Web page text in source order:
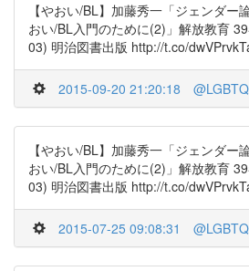
【やおい/BL】加藤秀一「ジェンダー
おい/BL入門のために(2)」解放教育
03) 明治図書出版 http://t.co/
2015-09-20 21:20:18
【やおい/BL】加藤秀一「ジェンダー
おい/BL入門のために(2)」解放教育
03) 明治図書出版 http://t.co/
2015-07-25 09:08:31